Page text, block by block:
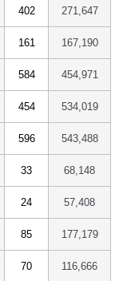
402 271,647
161 167,190
584 454,971
454 534,019
596 543,488
33 68,148
24 57,408
85 177,179
70 116,666